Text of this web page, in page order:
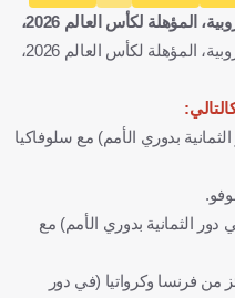
قبرص
النرويج
الدنمارك
هولندا النمسا
النمسا
اسكتلندا
جزر الفارو
ليتوانيا
ليتوانيا
المؤهلة لكأس العالم 2026،
أجريت اليوم الجمعة قرعة التصفيات الأوروبية، المؤهلة لكأس العالم 2026،
بدوري الأمم) مع سلوفاكيا
الثمانية بدوري الأمم) مع
من فرنسا وكرواتيا (في دور